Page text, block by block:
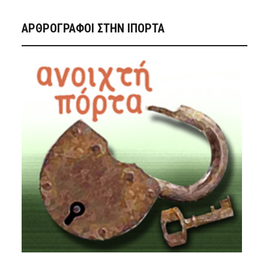
ΑΡΘΡΟΓΡΑΦΟΙ ΣΤΗΝ IΠΟΡΤΑ